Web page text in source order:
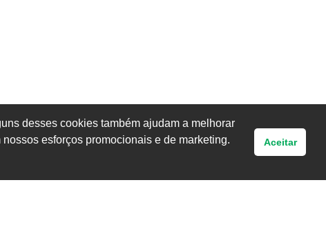
desses cookies também ajudam a melhorar
esforços promocionais e de marketing.
Aceitar